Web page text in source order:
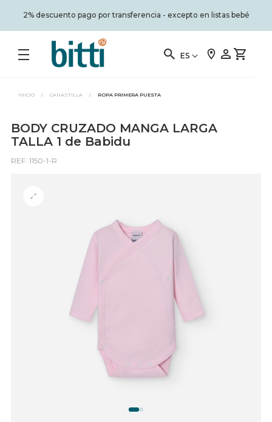
2% descuento pago por transferencia - excepto en listas bebé
ES
INICIO / CANASTILLA / ROPA PRIMERA PUESTA
BODY CRUZADO MANGA LARGA
TALLA 1 de Babidu
REF: 1150-1-R